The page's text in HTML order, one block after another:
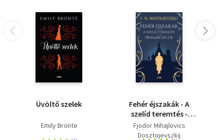
Üvöltő szelek
Emily Bronte
Fehér éjszakák - A
szelíd teremtés -
Proharcsin Úr
Fjodor Mihajlovics
Dosztojevszkij